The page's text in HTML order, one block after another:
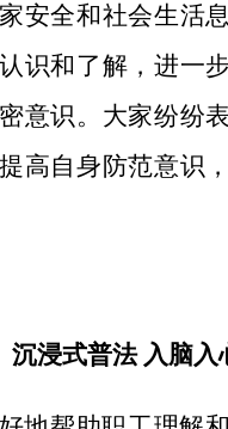
安全和社会生活
识和了解，进一
意识。大家纷纷
高自身防范意识
沉浸式普法 入脑入